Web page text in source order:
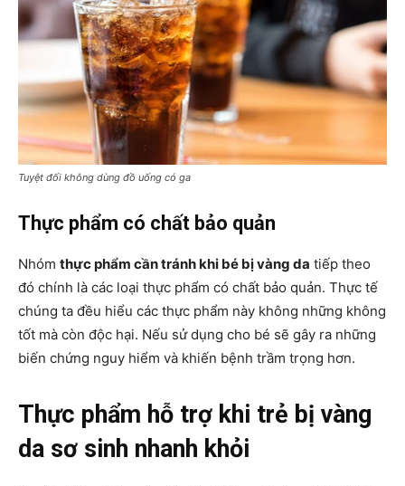
Tuyệt đối không dùng đồ uống có ga
Thực phẩm có chất bảo quản
Nhóm thực phẩm cần tránh khi bé bị vàng da tiếp theo
đó chính là các loại thực phẩm có chất bảo quản. Thực tế
chúng ta đều hiểu các thực phẩm này không những không
tốt mà còn độc hại. Nếu sử dụng cho bé sẽ gây ra những
biến chứng nguy hiểm và khiến bệnh trầm trọng hơn.
Thực phẩm hỗ trợ khi trẻ bị vàng
da sơ sinh nhanh khỏi